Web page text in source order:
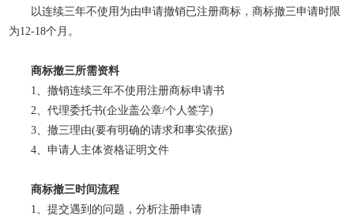
以连续三年不使用为由申请撤销已注册商标，商标撤三申请时限
为12-18个月。
商标撤三所需资料
1、撤销连续三年不使用注册商标申请书
2、代理委托书(企业盖公章/个人签字)
3、撤三理由(要有明确的请求和事实依据)
4、申请人主体资格证明文件
商标撤三时间流程
1、提交遇到的问题，分析注册申请